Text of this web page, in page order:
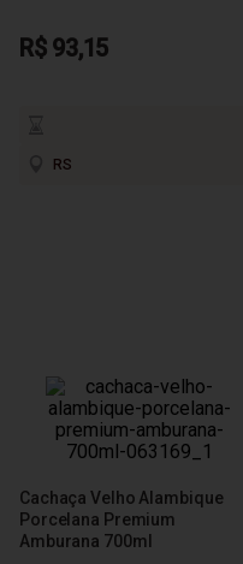
R$ 93,15
RS
Cachaça Velho Alambique
Porcelana Premium
Amburana 700ml